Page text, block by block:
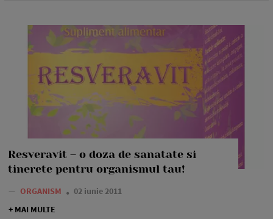
Resveravit – o doza de sanatate si
tinerete pentru organismul tau!
— ORGANISM
02 iunie 2011
+ MAI MULTE